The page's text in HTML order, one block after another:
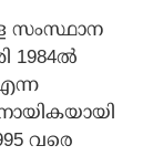
സംസ്ഥാന
1984ൽ
വരെ